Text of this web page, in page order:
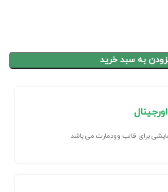
به سبد خرید
برای قالب وودمارت می باشد